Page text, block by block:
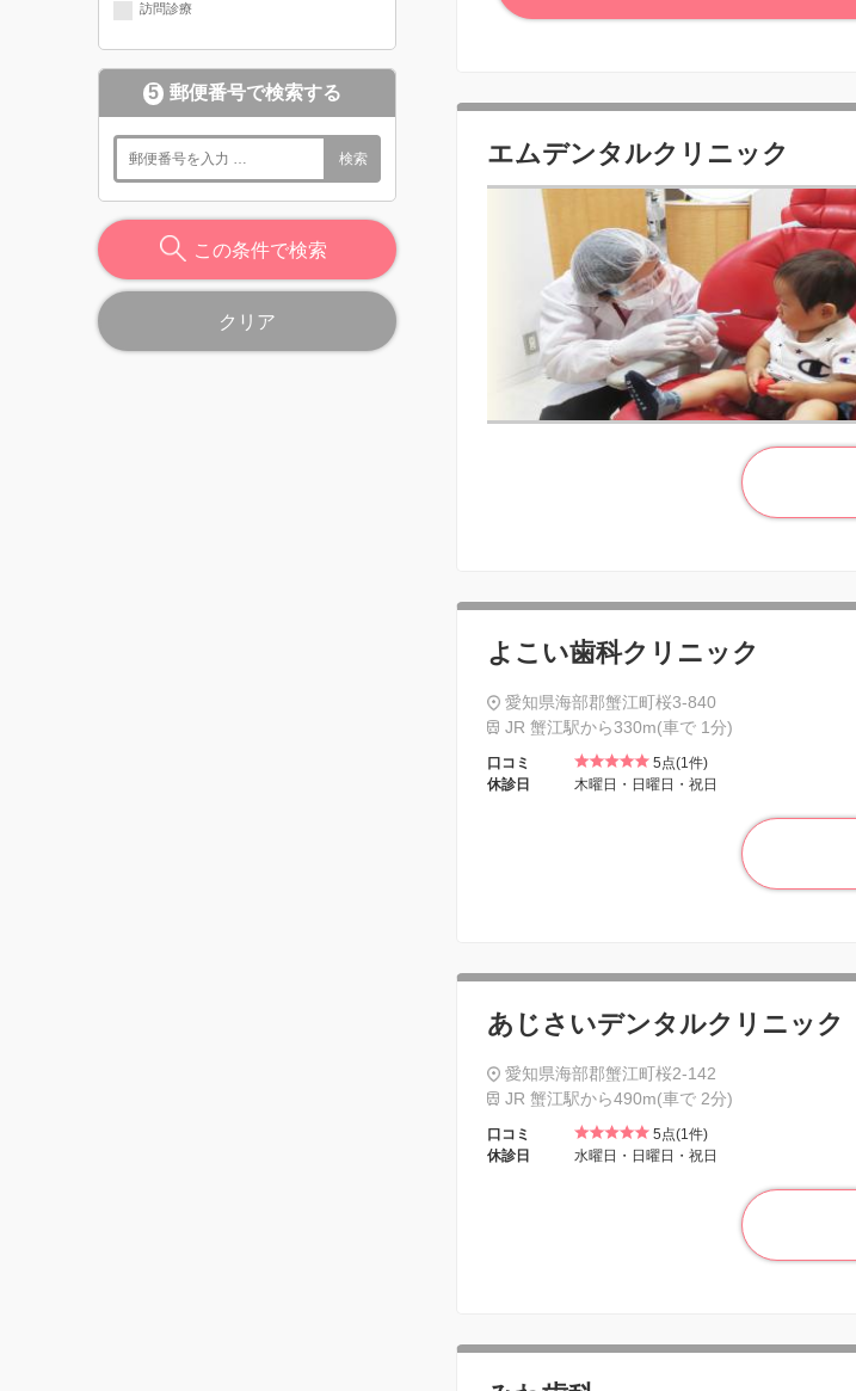
訪問診療
5 郵便番号で検索する
検索
この条件で検索
クリア
エムデンタルクリニック
よこい歯科クリニック
愛知県海部郡蟹江町桜3-840
JR 蟹江駅から330m(車で 1分)
口コミ
5点(1件)
休診日
木曜日・日曜日・祝日
あじさいデンタルクリニック
愛知県海部郡蟹江町桜2-142
JR 蟹江駅から490m(車で 2分)
口コミ
5点(1件)
休診日
水曜日・日曜日・祝日